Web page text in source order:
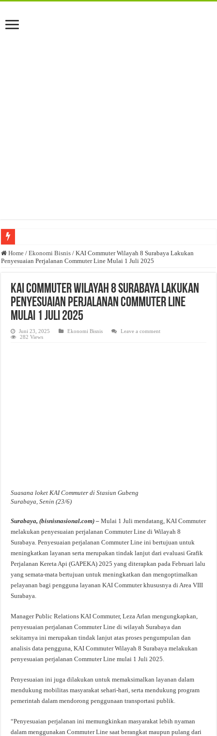
Anda butuh promosi usaha? Kontak ke Email redaksi@bisnisnasional.com
Dibutuhkan Marketing. Lamaran di-email ke redaksi@bisnisnasional.com
Home / Ekonomi Bisnis / KAI Commuter Wilayah 8 Surabaya Lakukan
Penyesuaian Perjalanan Commuter Line Mulai 1 Juli 2025
KAI Commuter Wilayah 8 Surabaya Lakukan
Penyesuaian Perjalanan Commuter Line
Mulai 1 Juli 2025
Juni 23, 2025 Ekonomi Bisnis
Leave a comment
282 Views
Suasana loket KAI Commuter di Stasiun Gubeng
Surabaya, Senin (23/6)
Surabaya, (bisnisnasional.com) – Mulai 1 Juli mendatang, KAI Commuter
melakukan penyesuaian perjalanan Commuter Line di Wilayah 8
Surabaya. Penyesuaian perjalanan Commuter Line ini bertujuan untuk
meningkatkan layanan serta merupakan tindak lanjut dari evaluasi Grafik
Perjalanan Kereta Api (GAPEKA) 2025 yang diterapkan pada Februari lalu
yang semata-mata bertujuan untuk meningkatkan dan mengoptimalkan
pelayanan bagi pengguna layanan KAI Commuter khususnya di Area VIII
Surabaya.
Manager Public Relations KAI Commuter, Leza Arlan mengungkapkan,
penyesuaian perjalanan Commuter Line di wilayah Surabaya dan
sekitarnya ini merupakan tindak lanjut atas proses pengumpulan dan
analisis data pengguna, KAI Commuter Wilayah 8 Surabaya melakukan
penyesuaian perjalanan Commuter Line mulai 1 Juli 2025.
Penyesuaian ini juga dilakukan untuk memaksimalkan layanan dalam
mendukung mobilitas masyarakat sehari-hari, serta mendukung program
pemerintah dalam mendorong penggunaan transportasi publik.
“Penyesuaian perjalanan ini memungkinkan masyarakat lebih nyaman
dalam menggunakan Commuter Line saat berangkat maupun pulang dari